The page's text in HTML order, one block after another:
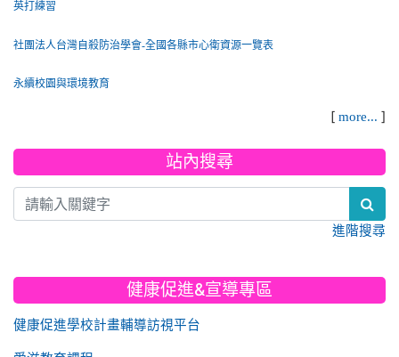
英打練習
社團法人台灣自殺防治學會-全國各縣市心衛資源一覽表
永續校園與環境教育
[ more... ]
站內搜尋
進階搜尋
健康促進&宣導專區
健康促進學校計畫輔導訪視平台